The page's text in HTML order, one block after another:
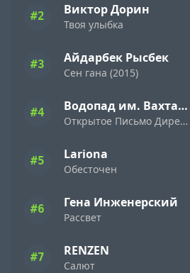
#2 Виктор Дорин
Твоя улыбка
#3 Айдарбек Рысбек
Сен гана (2015)
#4 Водопад им. Вахтанга Кикабидзе
Открытое Письмо Директору Фирмы «Ямаха» ( 1989 )
#5 Lariona
Обесточен
#6 Гена Инженерский
Рассвет
#7 RENZEN
Салют